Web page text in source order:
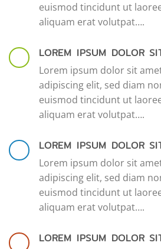
euismod tincidunt ut
aliquam erat volutpat….
LOREM IPSUM DOLOR
Lorem ipsum dolor sit
adipiscing elit, sed diam
euismod tincidunt ut
aliquam erat volutpat….
LOREM IPSUM DOLOR
Lorem ipsum dolor sit
adipiscing elit, sed diam
euismod tincidunt ut
aliquam erat volutpat….
LOREM IPSUM DOLOR